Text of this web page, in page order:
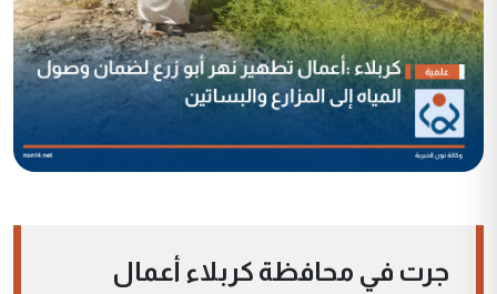
جرت في محافظة كربلاء أعمال